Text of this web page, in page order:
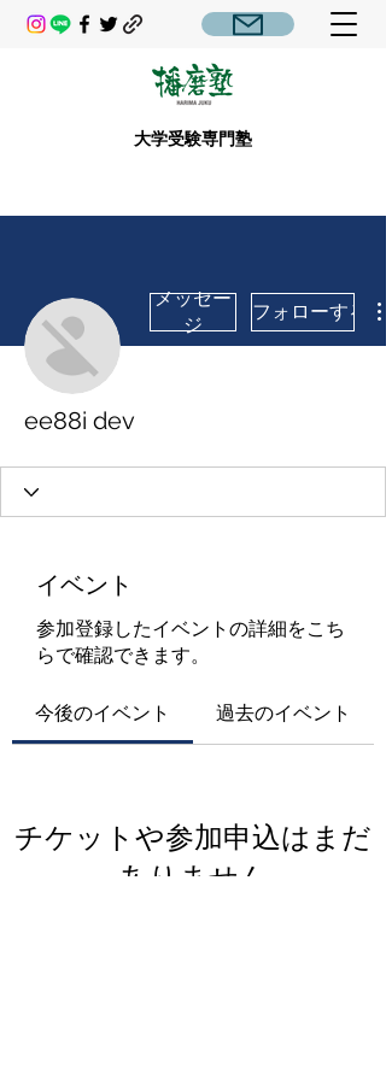
大学受験専門塾
メッセー
ジ
フォローする
ee88i dev
イベント
参加登録したイベントの詳細をこち
らで確認できます。
今後のイベント 過去のイベント
チケットや参加申込はまだ
ありません